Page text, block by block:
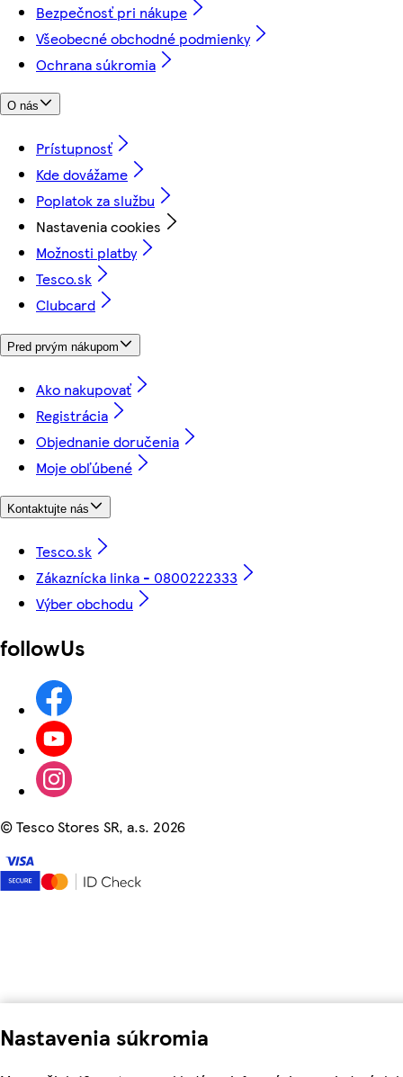
Nastavenia súkromia
Bezpečnosť pri nákupe
Všeobecné obchodné podmienky
Ochrana súkromia
O nás
Prístupnosť
Kde dovážame
Poplatok za službu
Nastavenia cookies
Možnosti platby
Tesco.sk
Clubcard
Pred prvým nákupom
Ako nakupovať
Registrácia
Objednanie doručenia
Moje obľúbené
Kontaktujte nás
Tesco.sk
Zákaznícka linka - 0800222333
Výber obchodu
followUs
©Tesco Stores SR, a.s. 2026